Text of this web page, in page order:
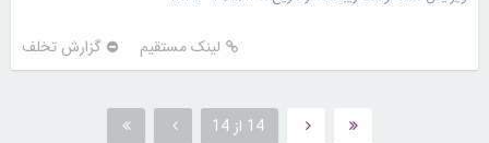
لینک مستقیم گزارش تخلف
14 از 14